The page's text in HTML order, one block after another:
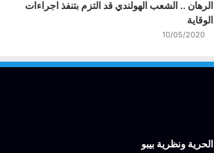
الرهان .. الشعب الهولندي قد التزم بتنفذ اجراءات
الوقاية
10/05/2020
الحرية ونظرية بيبو